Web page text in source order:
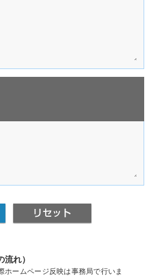
れ）
ホームページ反映は事務局で行いま